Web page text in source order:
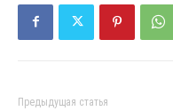
Предыдущая статья